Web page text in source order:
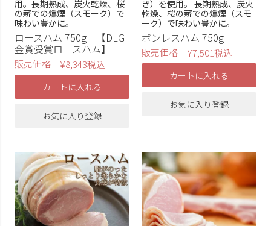
用。長期熟成、炭火乾燥、桜
の薪での燻煙（スモーク）で
味わい豊かに。
ロースハム 750g 【DLG
金賞受賞ロースハム】
販売価格 ¥8,343税込
カートに入れる
お気に入り登録
き）を使用。 長期熟成、炭火
乾燥、桜の薪での燻煙（スモ
ーク）で味わい豊かに。
ボンレスハム 750g
販売価格 ¥7,501税込
カートに入れる
お気に入り登録